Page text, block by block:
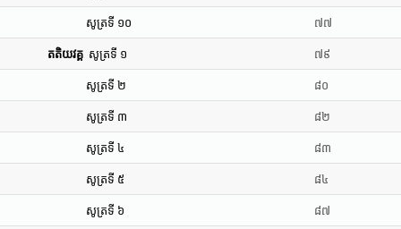
សូត្រទី ១០ ៧៧
តតិយវគ្គ សូត្រទី ១ ៧៩
សូត្រទី ២ ៨០
សូត្រទី ៣ ៨២
សូត្រទី ៤ ៨៣
សូត្រទី ៥ ៨៤
សូត្រទី ៦ ៨៧